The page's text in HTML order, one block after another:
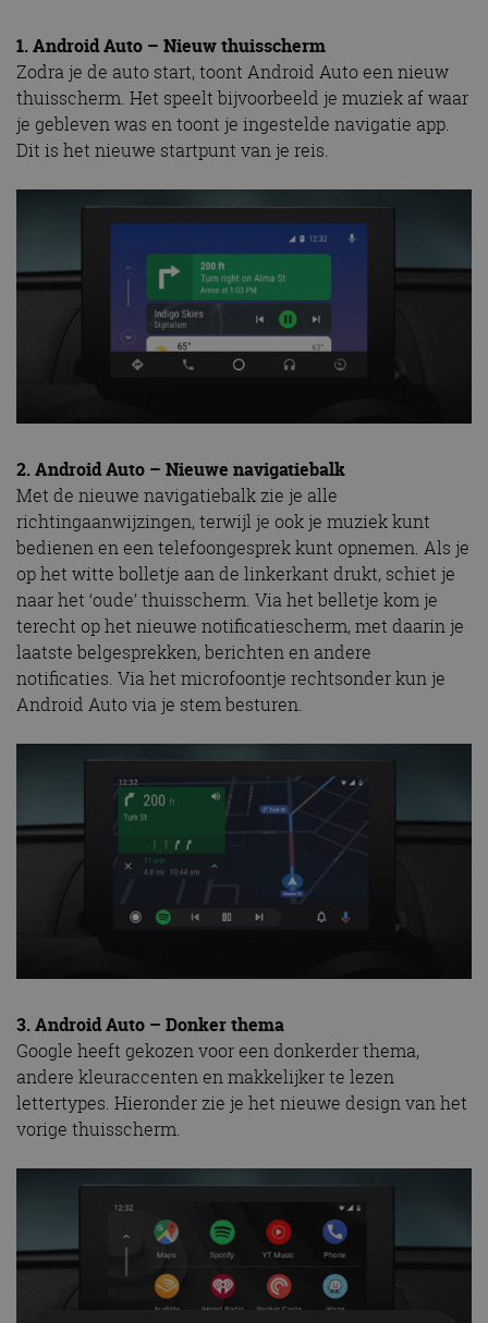
1. Android Auto – Nieuw thuisscherm
Zodra je de auto start, toont Android Auto een nieuw
thuisscherm. Het speelt bijvoorbeeld je muziek af waar
je gebleven was en toont je ingestelde navigatie app.
Dit is het nieuwe startpunt van je reis.
2. Android Auto – Nieuwe navigatiebalk
Met de nieuwe navigatiebalk zie je alle
richtingaanwijzingen, terwijl je ook je muziek kunt
bedienen en een telefoongesprek kunt opnemen. Als je
op het witte bolletje aan de linkerkant drukt, schiet je
naar het ‘oude’ thuisscherm. Via het belletje kom je
terecht op het nieuwe notificatiescherm, met daarin je
laatste belgesprekken, berichten en andere
notificaties. Via het microfoontje rechtsonder kun je
Android Auto via je stem besturen.
3. Android Auto – Donker thema
Google heeft gekozen voor een donkerder thema,
andere kleuraccenten en makkelijker te lezen
lettertypes. Hieronder zie je het nieuwe design van het
vorige thuisscherm.